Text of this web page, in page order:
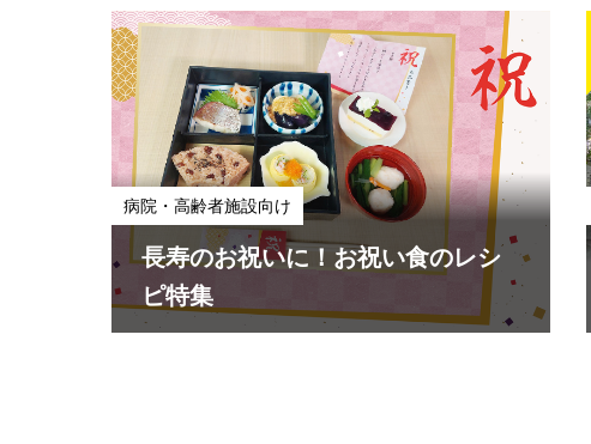
病院・高齢者施設向け
長寿のお祝いに！お祝い食のレシ
ピ特集